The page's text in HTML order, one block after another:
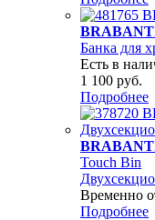
Банка для
Есть в
1 100 руб.
Подробнее
Touch Bin
Временно
Подробнее